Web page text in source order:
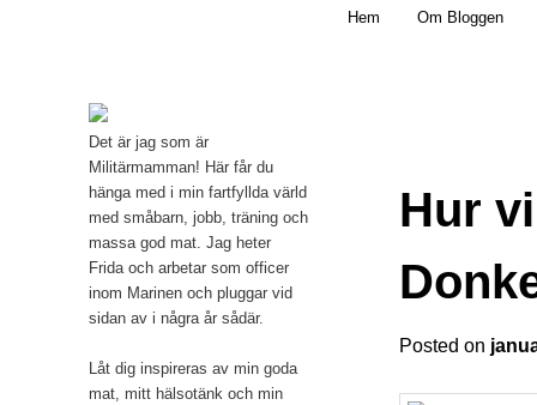
Mamma, militär och märkbart obekväm
Hem Om Bloggen
Hur
Posted on
Det är jag som är
Militärmamman! Här får du
hänga med i min fartfyllda värld
med småbarn, jobb, träning och
massa god mat. Jag heter
Frida och arbetar som officer
inom Marinen och pluggar vid
sidan av i några år sådär.
Låt dig inspireras av min goda
mat, mitt hälsotänk och min